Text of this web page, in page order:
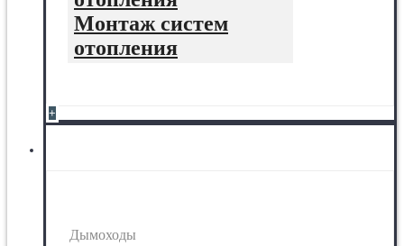
Монтаж систем
отопления
+
Дымоходы